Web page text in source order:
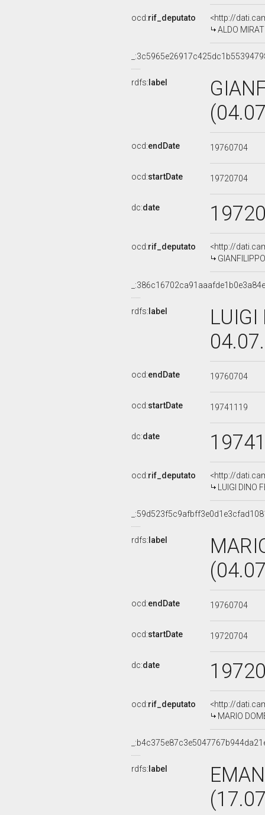
ocd:rif_deputato
<http://
ALDO
rdfs: label
ocd:endDate 19760704
ocd:startDate 19720704
dc:date
ocd:rif_deputato
<http://
rdfs: label
ocd:endDate 19760704
ocd:startDate 19741119
dc:date
ocd:rif_deputato
<http://
LUIGI
rdfs: label
ocd:endDate 19760704
ocd:startDate 19720704
dc:date
ocd:rif_deputato
<http://
MARIO
rdfs: label